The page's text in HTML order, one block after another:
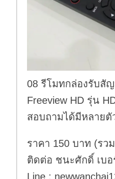
08 รีโมทกล่องรับสั
Freeview HD รุ่น
สอบถามได้มีหลายตั
ราคา 150 บาท (รว
ติดต่อ ชนะศักดิ์ เบอ
Line :